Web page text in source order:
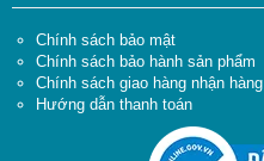
Chính sách bảo mật
Chính sách bảo hành sản phẩm
Chính sách giao hàng nhận hàng
Hướng dẫn thanh toán